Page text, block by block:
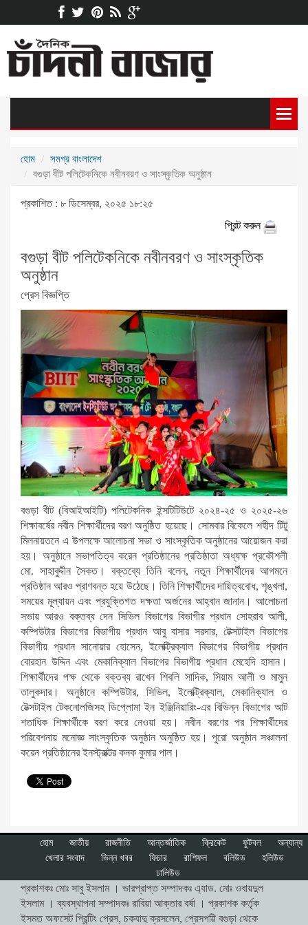
হোম
সমগ্র বাংলাদেশ
বগুড়া বীট পলিটেকনিকে নবীনবরণ ও সাংস্কৃতিক অনুষ্ঠান
প্রকাশিত : ৮ ডিসেম্বর, ২০২৫ ১৮:২৫
প্রিন্ট করুন
বগুড়া বীট পলিটেকনিকে নবীনবরণ ও সাংস্কৃতিক
অনুষ্ঠান
প্রেস বিজ্ঞপ্তি
বগুড়া বীট (বিআইআইটি) পলিটেকনিক ইন্সটিটিউটে ২০২৪-২৫ ও ২০২৫-২৬
শিক্ষাবর্ষের নবীন শিক্ষার্থীদের বরণ অনুষ্ঠিত হয়েছে। সোমবার বিকেলে শহীদ টিটু
মিলনায়তনে এ উপলক্ষে আলোচনা সভা ও সাংস্কৃতিক অনুষ্ঠানের আয়োজন করা
হয়। অনুষ্ঠানে সভাপতিত্ব করেন প্রতিষ্ঠানের প্রতিষ্ঠাতা অধ্যক্ষ প্রকৌশলী
মো. সাহাবুদ্দীন সৈকত। বক্তব্যে তিনি বলেন, নতুন শিক্ষার্থীদের আগমনে
প্রতিষ্ঠান আরও প্রাণবন্ত হয়ে উঠেছে। তিনি শিক্ষার্থীদের দায়িত্ববোধ, শৃঙ্খলা,
সময়ের মূল্যায়ন এবং প্রযুক্তিগত দক্ষতা অর্জনের আহ্বান জানান। আলোচনা
সভায় আরও বক্তব্য দেন সিভিল বিভাগের বিভাগীয় প্রধান সোহরাব আলী,
কম্পিউটার বিভাগের বিভাগীয় প্রধান আবু বাসার সরদার, টেক্সটাইল বিভাগের
বিভাগীয় প্রধান সানোয়ার হোসেন, ইলেক্ট্রিক্যাল বিভাগের বিভাগীয় প্রধান
বোরহান উদ্দিন এবং মেকানিক্যাল বিভাগের বিভাগীয় প্রধান মেহেদি হাসান।
শিক্ষার্থীদের পক্ষ থেকে বক্তব্য রাখেন শিবলি সাদিক, সিয়াম আলী ও মামুন
তালুকদার। অনুষ্ঠানে কম্পিউটার, সিভিল, ইলেক্ট্রিক্যাল, মেকানিক্যাল ও
টেক্সটাইল টেকনোলজিসহ ডিপ্লোমা ইন ইঞ্জিনিয়ারিং-এর বিভিন্ন বিভাগের আট
শতাধিক শিক্ষার্থীকে বরণ করে নেওয়া হয়। নবীন বরণের পর শিক্ষার্থীদের
পরিবেশনায় মনোজ্ঞ সাংস্কৃতিক অনুষ্ঠান অনুষ্ঠিত হয়। পুরো অনুষ্ঠান সঞ্চালনা
করেন প্রতিষ্ঠানের ইনস্ট্রাক্টর কনক কুমার পাল।
হোম জাতীয় রাজনীতি আন্তর্জাতিক ক্রিকেট ফুটবল
অন্যান্য
খেলার সংবাদ
ভিন্ন খবর ফিচার রাশিফল বলিউড
হলিউড
ঢালিউড
প্রকাশকঃ মোঃ সাবু ইসলাম । ভারপ্রাপ্ত সম্পাদকঃ এ্যাড. মোঃ ওবায়দুল
ইসলাম । ব্যবস্থাপনা সম্পাদকঃ রাবিয়া আক্তার বর্ষা । প্রকাশক কর্তৃক
ইসমত অফসেট প্রিন্টিং প্রেস, চকযাদু ক্রসলেন, প্রেসপট্টি বগুড়া থেকে